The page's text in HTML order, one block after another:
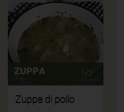
Zuppa di pollo